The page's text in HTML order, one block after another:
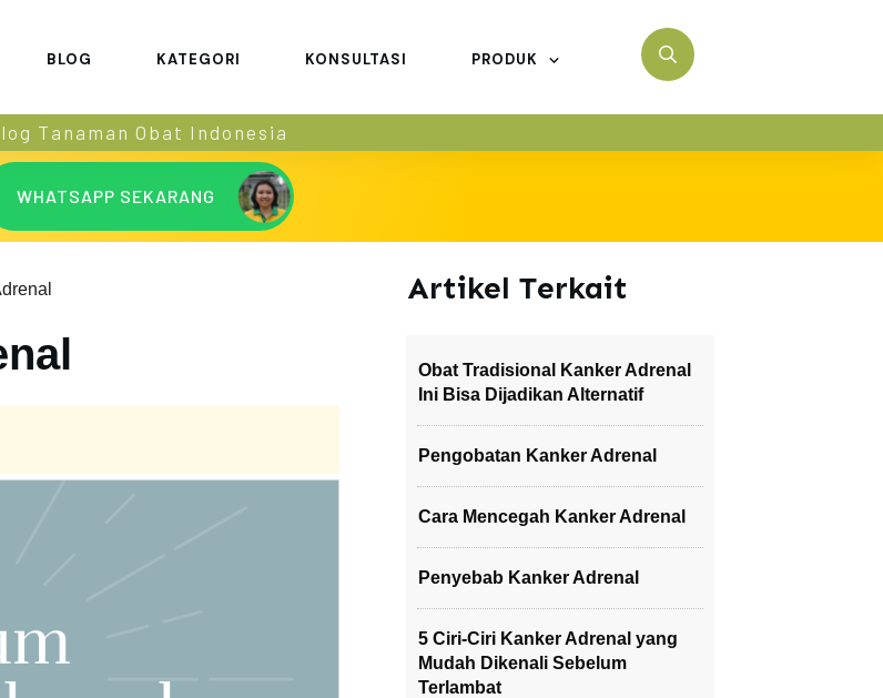
BLOG KATEGORI KONSULTASI PRODUK
Tanaman Obat Indonesia
WHATSAPP SEKARANG
Artikel Terkait
Obat Tradisional Kanker Adrenal
Ini Bisa Dijadikan Alternatif
Pengobatan Kanker Adrenal
Cara Mencegah Kanker Adrenal
Penyebab Kanker Adrenal
5 Ciri-Ciri Kanker Adrenal yang
Mudah Dikenali Sebelum
Terlambat